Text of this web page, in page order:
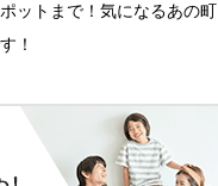
ットまで！気になるあの町
！